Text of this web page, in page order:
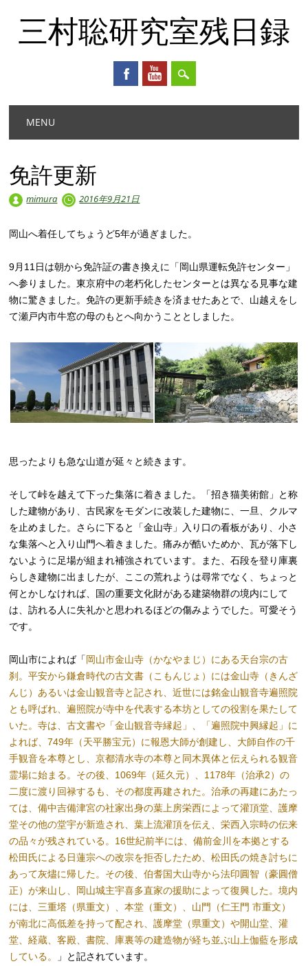
三村聡研究室残日録
Main menu
MENU
免許更新
mimura 2016年9月21日
岡山へ着任してちょうど5年が過ぎました。
9月11日は朝から免許証の書き換えに「岡山県運転免許センター」
へ参りました。東京府中の老朽化したセンターとは異なる見事な建
物に驚きました。免許の更新手続きを済ませたあとで、山越えをし
て瀬戸内市牛窓の母のもとへ向かうこととしました。
思ったよりも急な山道が延々と続きます。
そして峠を越えて下った集落に着きました。「招き猫美術館」と称
した建物があり、古民家をモダンに改装した建物に、一旦、クルマ
を止めました。さらに下ると「金山寺」入り口の看板があり、小さ
な集落へと入り山門へ着きました。痛みが酷いためか、瓦が落下し
ないように足場が組まれ補強されています。また、石段を登り庫裏
らしき建物に出ましたが、ここの荒れようは尋常でなく、ちょっと
何とかしなければ、国の重要文化財がある建築物群の境内にして
は、訪れる人に失礼かと思われるほどの傷みようでした。可愛そう
です。
岡山市によれば「岡山市金山寺（かなやまじ）にある天台宗の古
刹。平安から鎌倉時代の古文書（こもんじょ）には金山寺（きんざ
んじ）あるいは金山観音寺と記され、近世には銘金山観音寺遍照院
とも呼ばれ、遍照院が寺中を代表する本坊としての役割を果たして
いた。寺は、古文書や「金山観音寺縁起」、「遍照院中興縁起」に
よれば、749年（天平勝宝元）に報恩大師が創建し、大師自作の千
手観音を本尊とし、京都清水寺の本尊と同木異体と伝えられる観音
霊場に始まる。その後、1069年（延久元）、1178年（治承2）の
二度に渡り回禄するも、その都度再建された。治承の再建にあたっ
ては、備中吉備津宮の社家出身の葉上房栄西によって灌頂堂、護摩
堂その他の堂宇が新造され、葉上流灌頂を伝え、栄西入宗時の伝来
の品々が残されている。16世紀前半には、備前金川を本拠とする
松田氏による日蓮宗への改宗を拒否したため、松田氏の焼き討ちに
あって灰燼に帰した。その後、伯耆国大山寺から法印圓智（豪圓僧
正）が来山し、岡山城主宇喜多直家の援助によって復興した。境内
には、三重塔（県重文）、本堂（重文）、山門（仁王門 市重文）
が南北に高低差を持って配され、護摩堂（県重文）や開山堂、灌
堂、経蔵、客殿、書院、庫裏等の建造物が経ち並ぶ山上伽藍を形成
している。
」と記されています。